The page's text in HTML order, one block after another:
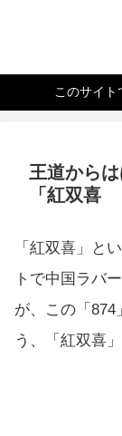
このサイ
王道から
「紅双喜
「紅双喜」と
トで中国ラバ
が、この「874
う、「紅双喜